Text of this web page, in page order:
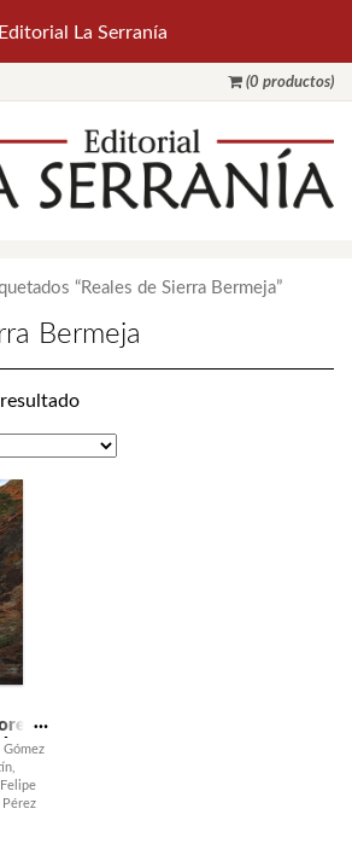
(0 productos)
“Reales de Sierra Bermeja”
Bermeja
los
Gómez
Felipe
Pérez
Editorial La Serranía